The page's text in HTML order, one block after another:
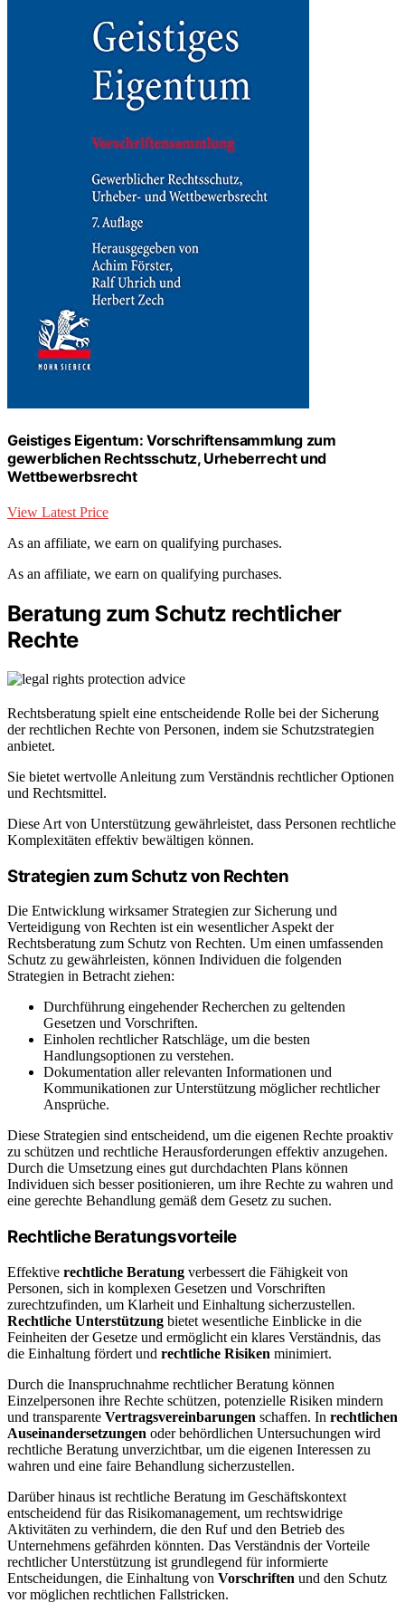
Geistiges Eigentum: Vorschriftensammlung zum
gewerblichen Rechtsschutz, Urheberrecht und
Wettbewerbsrecht
View Latest Price
As an affiliate, we earn on qualifying purchases.
As an affiliate, we earn on qualifying purchases.
Beratung zum Schutz rechtlicher
Rechte
Rechtsberatung spielt eine entscheidende Rolle bei der Sicherung
der rechtlichen Rechte von Personen, indem sie Schutzstrategien
anbietet.
Sie bietet wertvolle Anleitung zum Verständnis rechtlicher Optionen
und Rechtsmittel.
Diese Art von Unterstützung gewährleistet, dass Personen rechtliche
Komplexitäten effektiv bewältigen können.
Strategien zum Schutz von Rechten
Die Entwicklung wirksamer Strategien zur Sicherung und
Verteidigung von Rechten ist ein wesentlicher Aspekt der
Rechtsberatung zum Schutz von Rechten. Um einen umfassenden
Schutz zu gewährleisten, können Individuen die folgenden
Strategien in Betracht ziehen:
Durchführung eingehender Recherchen zu geltenden
Gesetzen und Vorschriften.
Einholen rechtlicher Ratschläge, um die besten
Handlungsoptionen zu verstehen.
Dokumentation aller relevanten Informationen und
Kommunikationen zur Unterstützung möglicher rechtlicher
Ansprüche.
Diese Strategien sind entscheidend, um die eigenen Rechte proaktiv
zu schützen und rechtliche Herausforderungen effektiv anzugehen.
Durch die Umsetzung eines gut durchdachten Plans können
Individuen sich besser positionieren, um ihre Rechte zu wahren und
eine gerechte Behandlung gemäß dem Gesetz zu suchen.
Rechtliche Beratungsvorteile
Effektive rechtliche Beratung verbessert die Fähigkeit von
Personen, sich in komplexen Gesetzen und Vorschriften
zurechtzufinden, um Klarheit und Einhaltung sicherzustellen.
Rechtliche Unterstützung bietet wesentliche Einblicke in die
Feinheiten der Gesetze und ermöglicht ein klares Verständnis, das
die Einhaltung fördert und rechtliche Risiken minimiert.
Durch die Inanspruchnahme rechtlicher Beratung können
Einzelpersonen ihre Rechte schützen, potenzielle Risiken mindern
und transparente Vertragsvereinbarungen schaffen. In rechtlichen
Auseinandersetzungen oder behördlichen Untersuchungen wird
rechtliche Beratung unverzichtbar, um die eigenen Interessen zu
wahren und eine faire Behandlung sicherzustellen.
Darüber hinaus ist rechtliche Beratung im Geschäftskontext
entscheidend für das Risikomanagement, um rechtswidrige
Aktivitäten zu verhindern, die den Ruf und den Betrieb des
Unternehmens gefährden könnten. Das Verständnis der Vorteile
rechtlicher Unterstützung ist grundlegend für informierte
Entscheidungen, die Einhaltung von Vorschriften und den Schutz
vor möglichen rechtlichen Fallstricken.